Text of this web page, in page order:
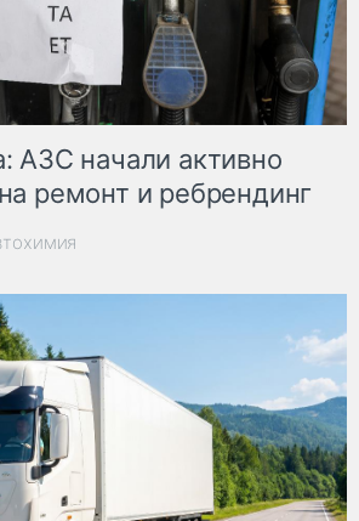
АЗС начали активно
ремонт и ребрендинг